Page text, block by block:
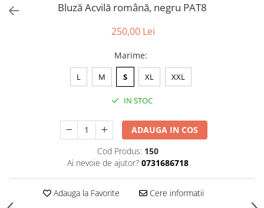
Bluză Acvilă română, negru PAT8
250,00 Lei
Marime:
L M S XL XXL
IN STOC
ADAUGA IN COS
Cod Produs: 150
Ai nevoie de ajutor? 0731686718
Adauga la Favorite Cere informatii